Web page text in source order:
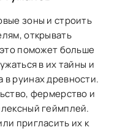
зоны и строить
открывать
поможет больше
в их тайны и
руинах древности.
фермерство и
геймплей.
пригласить их к